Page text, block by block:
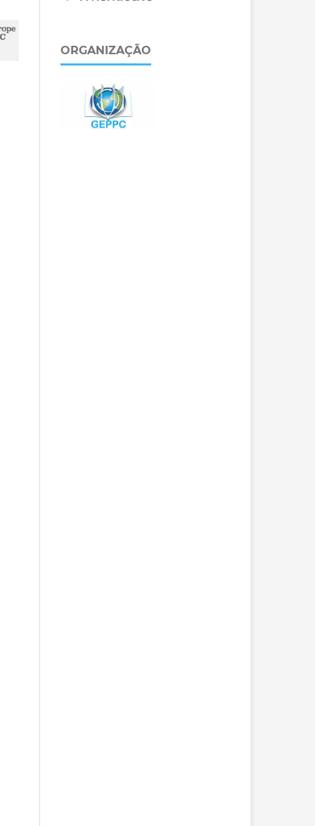
ORGANIZAÇÃO